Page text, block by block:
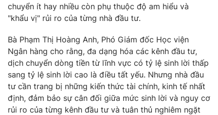
chuyển ít hay nhiều còn phụ thuộc độ am hiểu và
"khẩu vị" rủi ro của từng nhà đầu tư.
Bà Phạm Thị Hoàng Anh, Phó Giám đốc Học viện
Ngân hàng cho rằng, đa dạng hóa các kênh đầu tư,
dịch chuyển dòng tiền từ lĩnh vực có tỷ lệ sinh lời thấp
sang tỷ lệ sinh lời cao là điều tất yếu. Nhưng nhà đầu
tư cần trang bị những kiến thức tài chính, kinh tế nhất
định, đảm bảo sự cân đối giữa mức sinh lời và nguy cơ
rủi ro của từng kênh đầu tư và tuân thủ nghiêm ngặt